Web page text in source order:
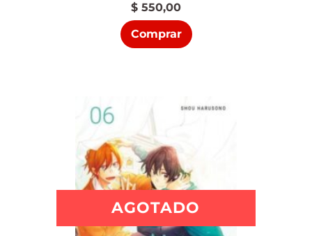
$ 550,00
Comprar
AGOTADO